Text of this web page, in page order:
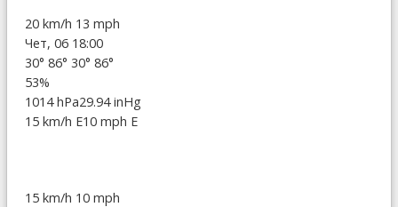
20 km/h 13 mph
Чет, 06 18:00
30° 86° 30° 86°
53%
1014 hPa29.94 inHg
15 km/h E10 mph E
15 km/h 10 mph